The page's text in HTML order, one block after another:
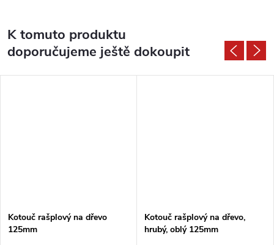
K tomuto produktu
doporučujeme ještě dokoupit
Kotouč rašplový na dřevo
125mm
Kotouč rašplový na dřevo,
hrubý, oblý 125mm